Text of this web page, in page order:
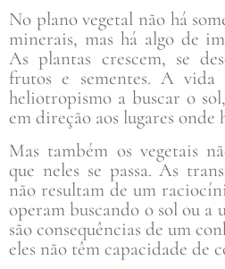
No plano vegetal não há
minerais, mas há algo de
As plantas crescem, se
frutos e sementes. A vida
heliotropismo a buscar o
em direção aos lugares onde
Mas também os vegetais
que neles se passa. As
não resultam de um
operam buscando o sol ou a
são consequências de um
eles não têm capacidade de